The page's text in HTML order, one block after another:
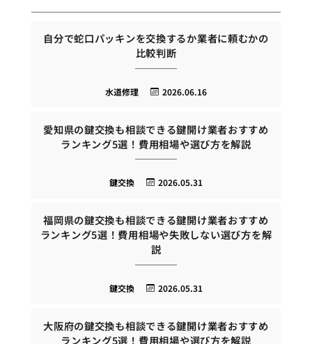
自分で蛇口パッキンを交換するか業者に頼むかの
比較判断
2026.06.16
水道修理
愛知県の鍵交換も相談できる鍵開け業者おすすめ
ランキング5選！費用相場や選び方を解説
2026.05.31
鍵交換
福岡県の鍵交換も相談できる鍵開け業者おすすめ
ランキング5選！費用相場や失敗しない選び方を解
説
2026.05.31
鍵交換
大阪府の鍵交換も相談できる鍵開け業者おすすめ
ランキング5選！費用相場や選び方を解説